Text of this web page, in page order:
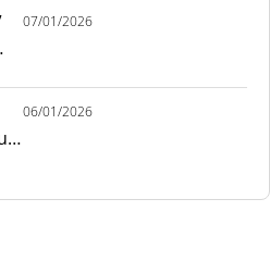
07/01/2026
06/01/2026